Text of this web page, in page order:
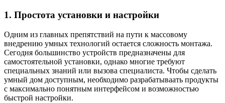
1. Простота установки и настройки
Одним из главных препятствий на пути к массовому
внедрению умных технологий остается сложность монтажа.
Сегодня большинство устройств предназначены для
самостоятельной установки, однако многие требуют
специальных знаний или вызова специалиста. Чтобы сделать
умный дом доступным, необходимо разрабатываать продукты
с максимально понятным интерфейсом и возможностью
быстрой настройки.